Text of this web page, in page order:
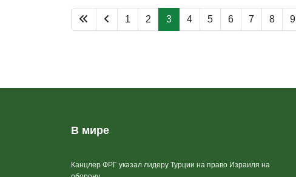
1 2 3 4 5 6 7 8 9
В мире
Канцлер ФРГ указал лидеру Турции на право Израиля на